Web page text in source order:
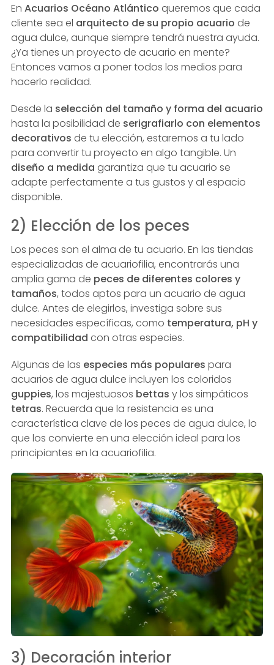
En Acuarios Océano Atlántico queremos que cada
cliente sea el arquitecto de su propio acuario de
agua dulce, aunque siempre tendrá nuestra ayuda.
¿Ya tienes un proyecto de acuario en mente?
Entonces vamos a poner todos los medios para
hacerlo realidad.
Desde la selección del tamaño y forma del acuario
hasta la posibilidad de serigrafiarlo con elementos
decorativos de tu elección, estaremos a tu lado
para convertir tu proyecto en algo tangible. Un
diseño a medida garantiza que tu acuario se
adapte perfectamente a tus gustos y al espacio
disponible.
2) Elección de los peces
Los peces son el alma de tu acuario. En las tiendas
especializadas de acuariofilia, encontrarás una
amplia gama de peces de diferentes colores y
tamaños, todos aptos para un acuario de agua
dulce. Antes de elegirlos, investiga sobre sus
necesidades específicas, como temperatura, pH y
compatibilidad con otras especies.
Algunas de las especies más populares para
acuarios de agua dulce incluyen los coloridos
guppies, los majestuosos bettas y los simpáticos
tetras. Recuerda que la resistencia es una
característica clave de los peces de agua dulce, lo
que los convierte en una elección ideal para los
principiantes en la acuariofilia.
3) Decoración interior